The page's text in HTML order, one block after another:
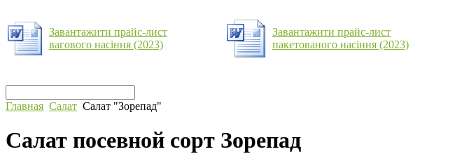
Завантажити прайс-лист
вагового насіння (2023)
Завантажити прайс-лист
пакетованого насіння (2023)
Главная Салат Салат "Зорепад"
Салат посевной сорт Зорепад